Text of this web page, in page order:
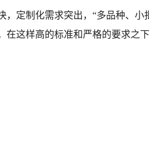
定制化需求突出，“多品种、
这样高的标准和严格的要求之